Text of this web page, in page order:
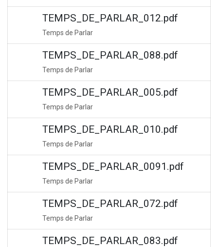
TEMPS_DE_PARLAR_012.pdf
Temps de Parlar
TEMPS_DE_PARLAR_088.pdf
Temps de Parlar
TEMPS_DE_PARLAR_005.pdf
Temps de Parlar
TEMPS_DE_PARLAR_010.pdf
Temps de Parlar
TEMPS_DE_PARLAR_0091.pdf
Temps de Parlar
TEMPS_DE_PARLAR_072.pdf
Temps de Parlar
TEMPS_DE_PARLAR_083.pdf